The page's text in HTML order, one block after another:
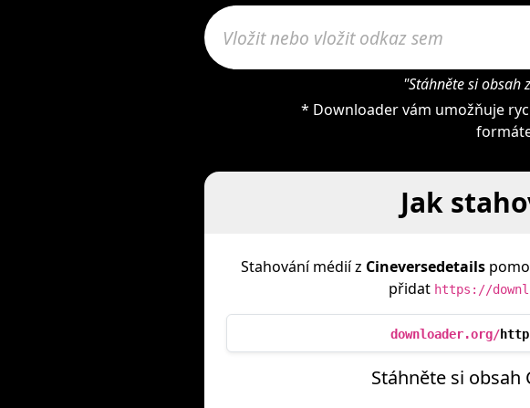
"Stáhněte si obsah
* Downloader vám umožňuje
Jak
Stahování médií z Cineversedetails
přidat https://
downloader.org/
Stáhněte si obsah